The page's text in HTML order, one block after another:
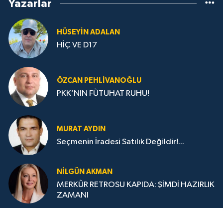
Yazarlar
HÜSEYIN ADALAN
HİÇ VE D17
ÖZCAN PEHLIVANOĞLU
PKK’NIN FÜTUHAT RUHU!
MURAT AYDIN
Seçmenin İradesi Satılık Değildir!...
NILGÜN AKMAN
MERKÜR RETROSU KAPIDA: ŞİMDİ HAZIRLIK
ZAMANI